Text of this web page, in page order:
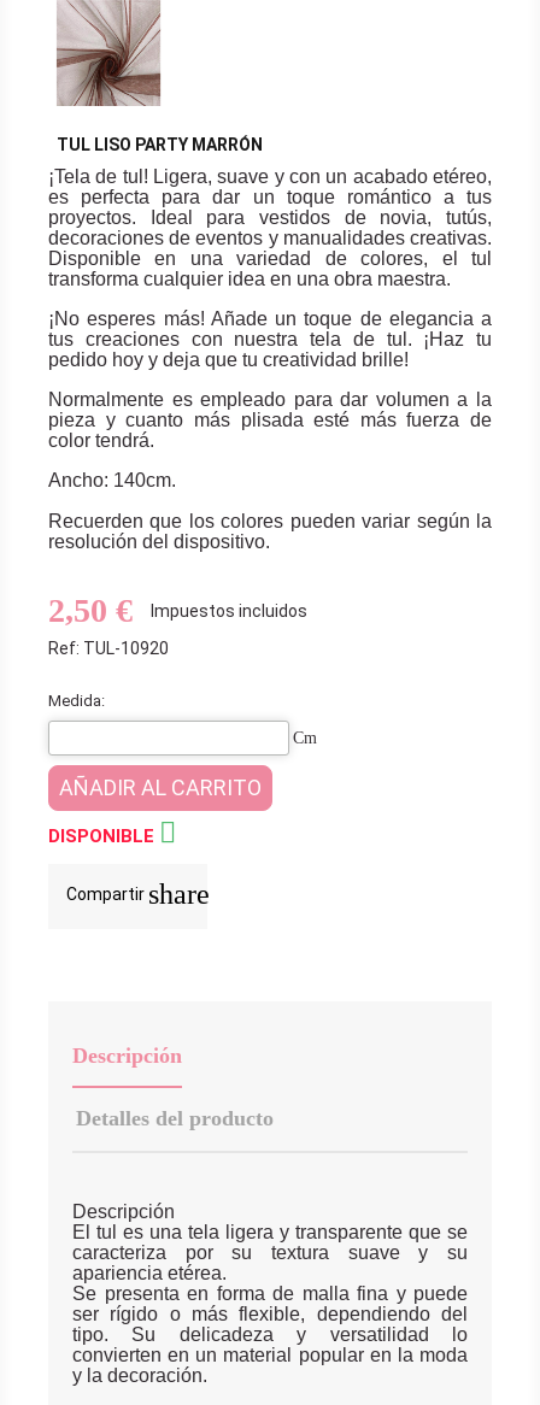
TUL LISO PARTY MARRÓN
¡Tela de tul! Ligera, suave y con un acabado etéreo,
es perfecta para dar un toque romántico a tus
proyectos. Ideal para vestidos de novia, tutús,
decoraciones de eventos y manualidades creativas.
Disponible en una variedad de colores, el tul
transforma cualquier idea en una obra maestra.
¡No esperes más! Añade un toque de elegancia a
tus creaciones con nuestra tela de tul. ¡Haz tu
pedido hoy y deja que tu creatividad brille!
Normalmente es empleado para dar volumen a la
pieza y cuanto más plisada esté más fuerza de
color tendrá.
Ancho: 140cm.
Recuerden que los colores pueden variar según la
resolución del dispositivo.
2,50 €
Impuestos incluidos
Ref: TUL-10920
Medida:
Cm
AÑADIR AL CARRITO
DISPONIBLE 
Compartir share
Descripción
Detalles del producto
Descripción
El tul es una tela ligera y transparente que se
caracteriza por su textura suave y su
apariencia etérea.
Se presenta en forma de malla fina y puede
ser rígido o más flexible, dependiendo del
tipo. Su delicadeza y versatilidad lo
convierten en un material popular en la moda
y la decoración.